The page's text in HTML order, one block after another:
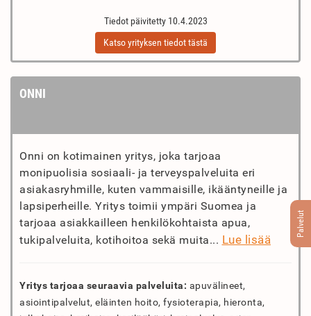
Palvelut
Tiedot päivitetty 10.4.2023
Katso yrityksen tiedot tästä
ONNI
Onni on kotimainen yritys, joka tarjoaa
monipuolisia sosiaali- ja terveyspalveluita eri
asiakasryhmille, kuten vammaisille, ikääntyneille ja
lapsiperheille. Yritys toimii ympäri Suomea ja
tarjoaa asiakkailleen henkilökohtaista apua,
tukipalveluita, kotihoitoa sekä muita... Lue lisää
Yritys tarjoaa seuraavia palveluita: apuvälineet,
asiointipalvelut, eläinten hoito, fysioterapia, hieronta,